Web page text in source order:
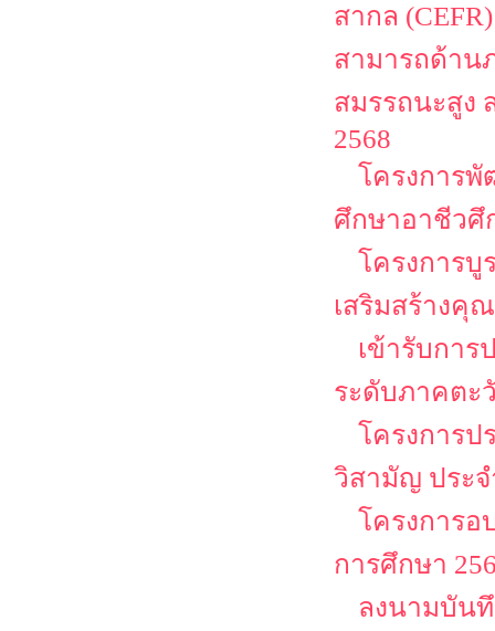
สากล
สามารถด้าน
สมรรถนะสูง
2568
โครงการพั
ศึกษาอาชีวศึ
โครงการ
เสริมสร้างคุ
เข้ารับการ
ระดับภาคตะ
โครงการป
วิสามัญ ประจ
โครงการอ
การศึกษา
ลงนามบัน